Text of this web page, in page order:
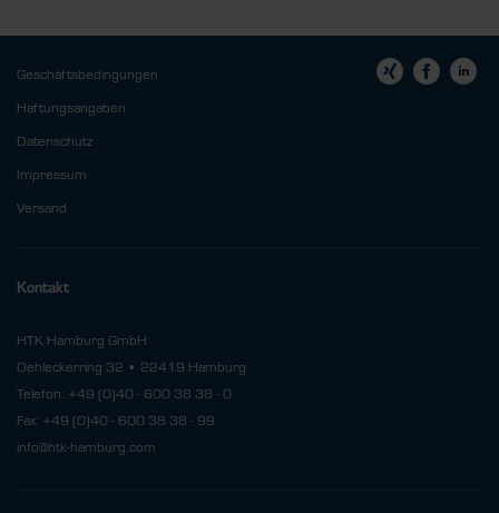
Geschäftsbedingungen
Haftungsangaben
Datenschutz
Impressum
Versand
Kontakt
HTK Hamburg GmbH
Oehleckerring 32 • 22419 Hamburg
Telefon: +49 (0)40 - 600 38 38 - 0
Fax: +49 (0)40 - 600 38 38 - 99
info@htk-hamburg.com